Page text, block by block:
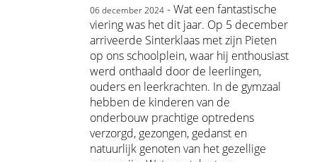
06 december 2024 - Wat een fantastische
viering was het dit jaar. Op 5 december
arriveerde Sinterklaas met zijn Pieten
op ons schoolplein, waar hij enthousiast
werd onthaald door de leerlingen,
ouders en leerkrachten. In de gymzaal
hebben de kinderen van de
onderbouw prachtige optredens
verzorgd, gezongen, gedanst en
natuurlijk genoten van het gezellige